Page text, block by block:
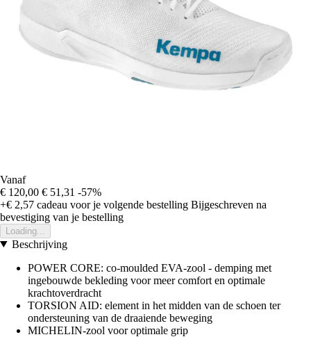
Vanaf
€ 120,00 € 51,31 -57%
+€ 2,57 cadeau voor je volgende bestelling Bijgeschreven na
bevestiging van je bestelling
Loading...
Beschrijving
POWER CORE: co-moulded EVA-zool - demping met
ingebouwde bekleding voor meer comfort en optimale
krachtoverdracht
TORSION AID: element in het midden van de schoen ter
ondersteuning van de draaiende beweging
MICHELIN-zool voor optimale grip